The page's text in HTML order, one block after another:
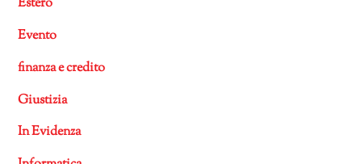
Estero
Evento
finanza e credito
Giustizia
In Evidenza